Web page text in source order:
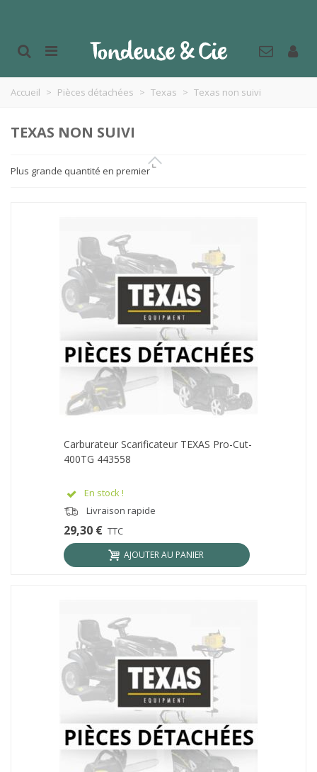
Accueil > Pièces détachées > Texas > Texas non suivi
TEXAS NON SUIVI
Plus grande quantité en premier
Carburateur Scarificateur TEXAS Pro-Cut-
400TG 443558
En stock !
Livraison rapide
29,30 € TTC
AJOUTER AU PANIER